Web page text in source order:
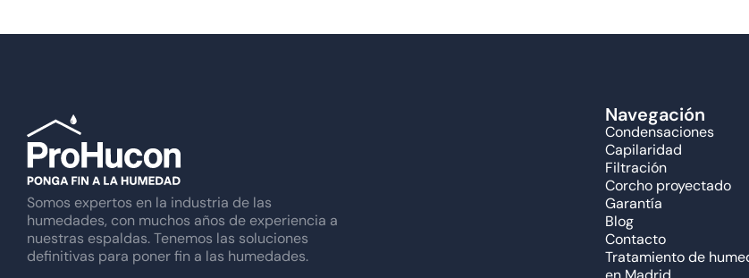
Somos expertos en la industria de las
humedades, con muchos años de experiencia a
nuestras espaldas. Tenemos las soluciones
definitivas para poner fin a las humedades.
Navegación
Condensaciones
Capilaridad
Filtración
Corcho proyectado
Garantía
Blog
Contacto
Tratamiento de